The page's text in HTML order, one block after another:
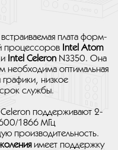
плата форм-
процессоров Intel Atom
Intel Celeron N3350. Она
необходима оптимальная
низкое
службы.
поддерживают 2-
1866 МГц
производительность.
имеет поддержку